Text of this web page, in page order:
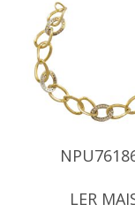
LER